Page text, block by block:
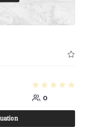
0